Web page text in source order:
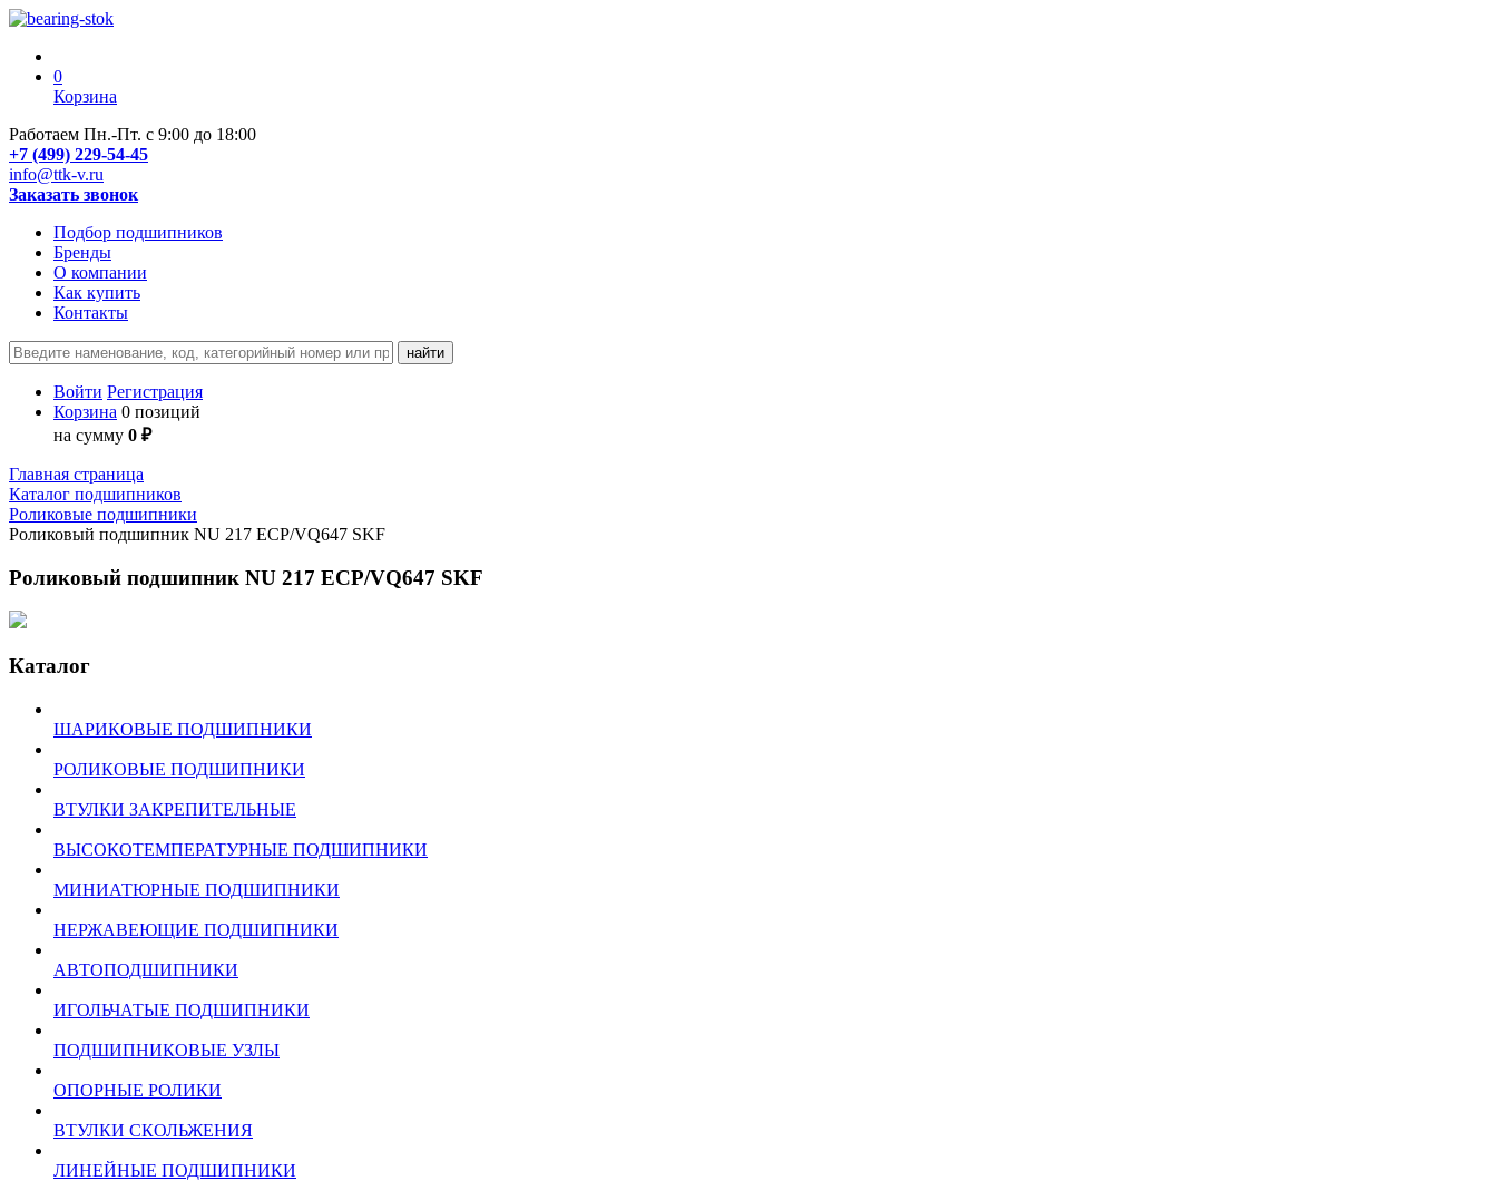
0
Корзина
Работаем Пн.-Пт. с 9:00 до 18:00
+7 (499) 229-54-45
info@ttk-v.ru
Заказать звонок
Подбор подшипников
Бренды
О компании
Как купить
Контакты
Войти Регистрация
Корзина 0 позиций
на сумму 0 ₽
Главная страница
Каталог подшипников
Роликовые подшипники
Роликовый подшипник NU 217 ECP/VQ647 SKF
Роликовый подшипник NU 217 ECP/VQ647 SKF
Каталог
ШАРИКОВЫЕ ПОДШИПНИКИ
РОЛИКОВЫЕ ПОДШИПНИКИ
ВТУЛКИ ЗАКРЕПИТЕЛЬНЫЕ
ВЫСОКОТЕМПЕРАТУРНЫЕ ПОДШИПНИКИ
МИНИАТЮРНЫЕ ПОДШИПНИКИ
НЕРЖАВЕЮЩИЕ ПОДШИПНИКИ
АВТОПОДШИПНИКИ
ИГОЛЬЧАТЫЕ ПОДШИПНИКИ
ПОДШИПНИКОВЫЕ УЗЛЫ
ОПОРНЫЕ РОЛИКИ
ВТУЛКИ СКОЛЬЖЕНИЯ
ЛИНЕЙНЫЕ ПОДШИПНИКИ